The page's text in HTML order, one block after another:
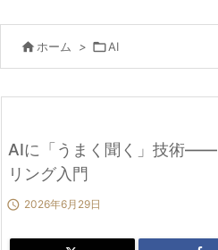
 ホーム > AI
AIに「うまく聞く」技術――
リング入門
 2026年6月29日